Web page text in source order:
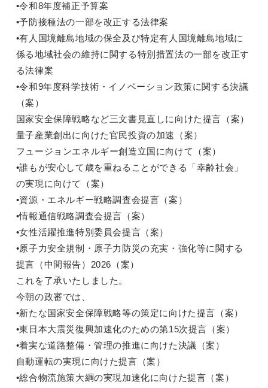
•令和8年度補正予算案
•予防接種法の一部を改正する法律案
•有人国境離島地域の保全及び特定有人国境離島地域に
係る地域社会の維持に関する特別措置法の一部を改正す
る法律案
•令和9年度科学技術・イノベーション政策に関する決議
（案）
国家安全保障戦略など三文書見直しに向けた提言（案）
量子産業創出に向けた官民投資の加速（案）
フュージョンエネルギー創造立国に向けて（案）
•誰もが安心して歳を重ねることができる「幸齢社会」
の実現に向けて（案）
•資源・エネルギー戦略調査会提言（案）
•情報通信戦略調査会提言（案）
•女性活躍推進特別委員会提言（案）
•原子力安全規制・原子力防災の充実・強化等に関する
提言（中間報告）2026（案）
これを了承いたしました。
今朝の政審では、
•新たな国家安全保障戦略等の策定に向けた提言（案）
•東日本大震災復興加速化のための第15次提言（案）
•着実な道路整備・管理の推進に向けた決議（案）
自動運転の実現に向けた提言（案）
•総合物流施策大綱の実現加速化に向けた提言（案）